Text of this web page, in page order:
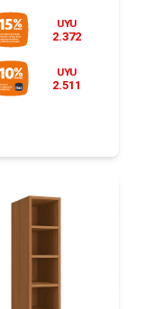
UYU
2.372
UYU
2.511